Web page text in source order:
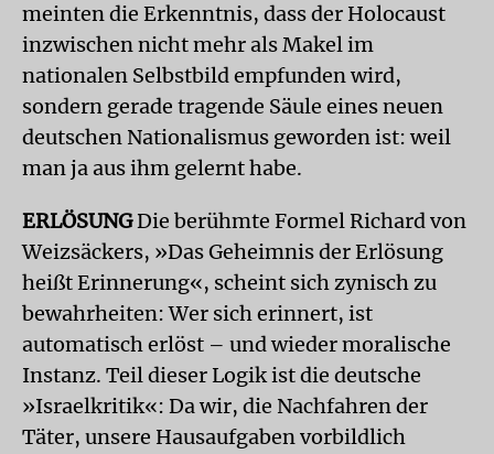
meinten die Erkenntnis, dass der Holocaust
inzwischen nicht mehr als Makel im
nationalen Selbstbild empfunden wird,
sondern gerade tragende Säule eines neuen
deutschen Nationalismus geworden ist: weil
man ja aus ihm gelernt habe.
ERLÖSUNGDie berühmte Formel Richard von
Weizsäckers, »Das Geheimnis der Erlösung
heißt Erinnerung«, scheint sich zynisch zu
bewahrheiten: Wer sich erinnert, ist
automatisch erlöst – und wieder moralische
Instanz. Teil dieser Logik ist die deutsche
»Israelkritik«: Da wir, die Nachfahren der
Täter, unsere Hausaufgaben vorbildlich